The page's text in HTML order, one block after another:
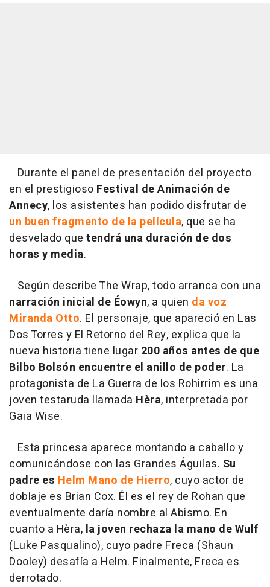
Durante el panel de presentación del proyecto
en el prestigioso Festival de Animación de
Annecy, los asistentes han podido disfrutar de
un buen fragmento de la película, que se ha
desvelado que tendrá una duración de dos
horas y media.
Según describe The Wrap, todo arranca con una
narración inicial de Éowyn, a quien da voz
Miranda Otto. El personaje, que apareció en Las
Dos Torres y El Retorno del Rey, explica que la
nueva historia tiene lugar 200 años antes de que
Bilbo Bolsón encuentre el anillo de poder. La
protagonista de La Guerra de los Rohirrim es una
joven testaruda llamada Hèra, interpretada por
Gaia Wise.
Esta princesa aparece montando a caballo y
comunicándose con las Grandes Águilas. Su
padre es Helm Mano de Hierro, cuyo actor de
doblaje es Brian Cox. Él es el rey de Rohan que
eventualmente daría nombre al Abismo. En
cuanto a Hèra, la joven rechaza la mano de Wulf
(Luke Pasqualino), cuyo padre Freca (Shaun
Dooley) desafía a Helm. Finalmente, Freca es
derrotado.